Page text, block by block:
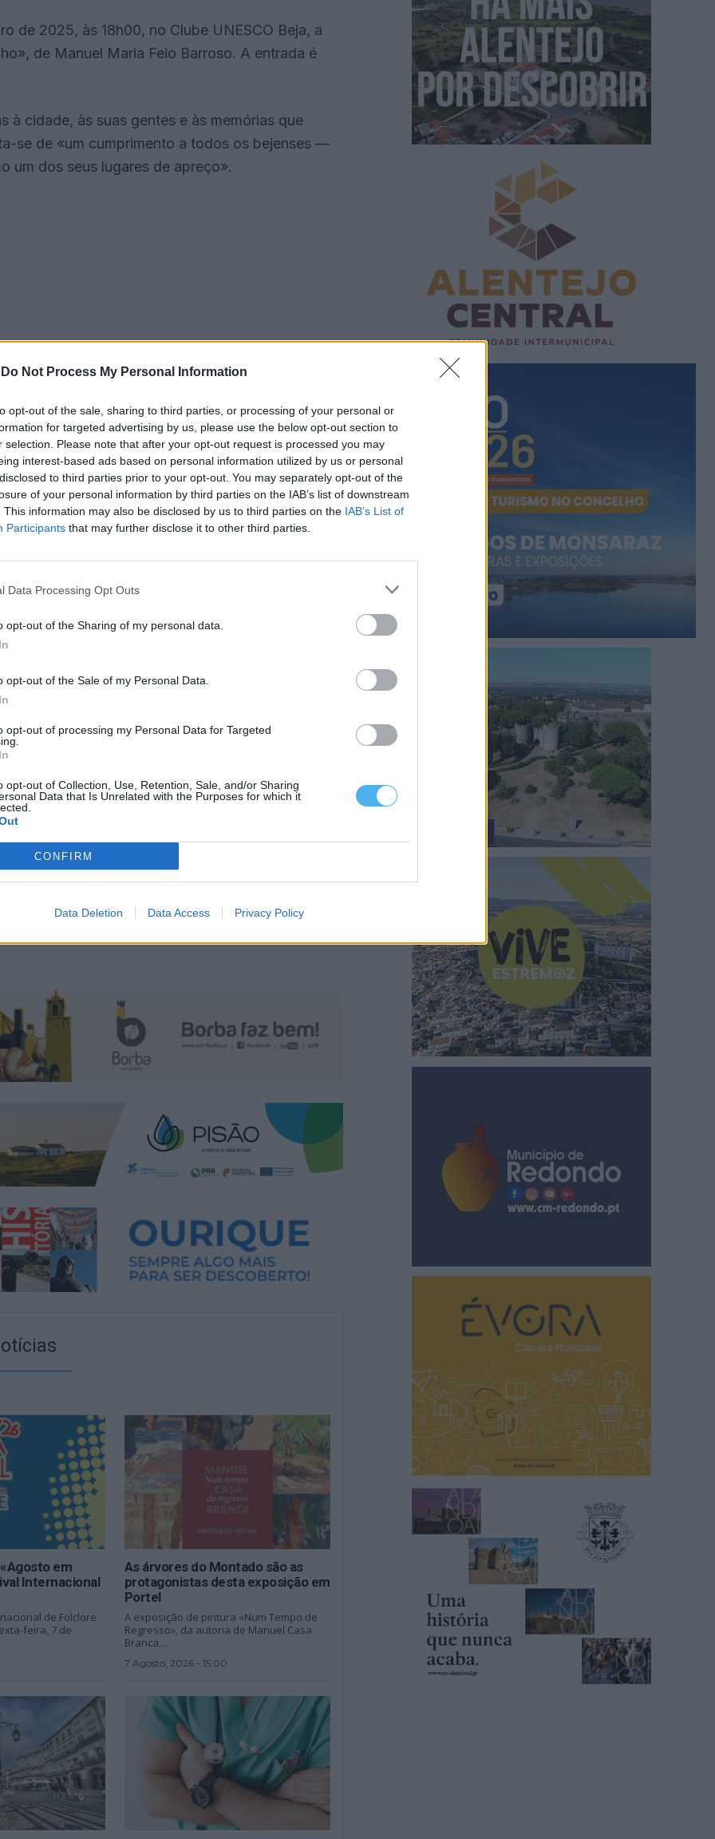
Do Not Process My Personal Information
opt-out of the sale, sharing to third parties, or processing of your personal or
for targeted advertising by us, please use the below opt-out section to
selection. Please note that after your opt-out request is processed you may
interest-based ads based on personal information utilized by us or personal
to third parties prior to your opt-out. You may separately opt-out of the
of your personal information by third parties on the IAB’s list of downstream
This information may also be disclosed by us to third parties on the IAB’s List of
Participants that may further disclose it to other third parties.
Data Processing Opt Outs
opt-out of the Sharing of my personal data.
opt-out of the Sale of my Personal Data.
opt-out of processing my Personal Data for Targeted
opt-out of Collection, Use, Retention, Sale, and/or Sharing
Data that Is Unrelated with the Purposes for which it
CONFIRM
Data Deletion Data Access Privacy Policy
de 2025, às 18h00, no Clube UNESCO Beja, a
de Manuel Maria Feio Barroso. A entrada é
à cidade, às suas gentes e às memórias que
se de «um cumprimento a todos os bejenses —
um dos seus lugares de apreço».
e tributo à idiossincrasia das gentes de Beja
e afetiva à cidade.
laços com Beja, onde viveu momentos
o período do 25 de Abril de 1974. Nas suas
símbolo de liberdade e esperança.
e memórias que compõem o património imaterial
e a convivência se entrelaçam num
cultura locais, como Soror Mariana Alcoforado,
Figueira Mestre, Florival Baiôa, Manuel da
contributo essencial para o legado cultural e
Barroso.
em
Internacional
de Folclore
feira, 7 de
As árvores do Montado são as
protagonistas desta exposição em
Portel
A exposição de pintura «Num Tempo de
Regresso», da autoria de Manuel Casa
Branca,...
7 Agosto, 2026 - 15:00